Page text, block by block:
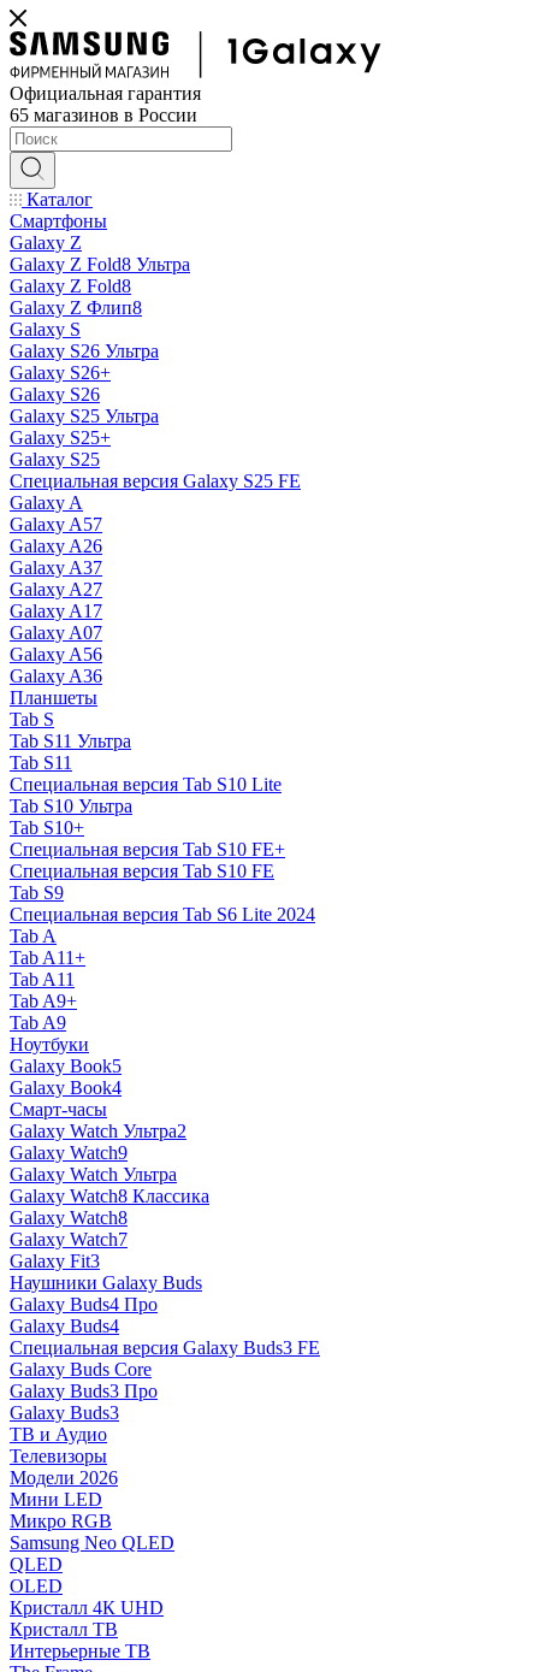
Официальная гарантия
65 магазинов в России
Каталог
Смартфоны
Galaxy Z
Galaxy Z Fold8 Ультра
Galaxy Z Fold8
Galaxy Z Флип8
Galaxy S
Galaxy S26 Ультра
Galaxy S26+
Galaxy S26
Galaxy S25 Ультра
Galaxy S25+
Galaxy S25
Специальная версия Galaxy S25 FE
Galaxy A
Galaxy A57
Galaxy A26
Galaxy A37
Galaxy A27
Galaxy A17
Galaxy A07
Galaxy A56
Galaxy A36
Планшеты
Tab S
Tab S11 Ультра
Tab S11
Специальная версия Tab S10 Lite
Tab S10 Ультра
Tab S10+
Специальная версия Tab S10 FE+
Специальная версия Tab S10 FE
Tab S9
Специальная версия Tab S6 Lite 2024
Tab A
Tab A11+
Tab A11
Tab A9+
Tab A9
Ноутбуки
Galaxy Book5
Galaxy Book4
Смарт-часы
Galaxy Watch Ультра2
Galaxy Watch9
Galaxy Watch Ультра
Galaxy Watch8 Классика
Galaxy Watch8
Galaxy Watch7
Galaxy Fit3
Наушники Galaxy Buds
Galaxy Buds4 Про
Galaxy Buds4
Специальная версия Galaxy Buds3 FE
Galaxy Buds Core
Galaxy Buds3 Про
Galaxy Buds3
ТВ и Аудио
Телевизоры
Модели 2026
Мини LED
Микро RGB
Samsung Neo QLED
QLED
OLED
Кристалл 4К UHD
Кристалл ТВ
Интерьерные ТВ